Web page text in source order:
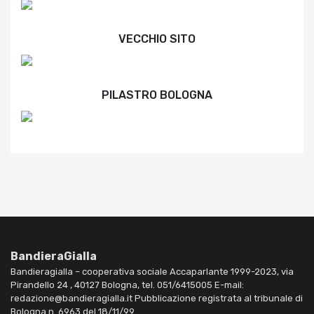
VECCHIO SITO
PILASTRO BOLOGNA
BandieraGialla
Bandieragialla – cooperativa sociale Accaparlante 1999-2023, via
Pirandello 24 , 40127 Bologna, tel. 051/6415005 E-mail:
redazione@bandieragialla.it Pubblicazione registrata al tribunale di
Bologna n. 6963 del 18/11/99